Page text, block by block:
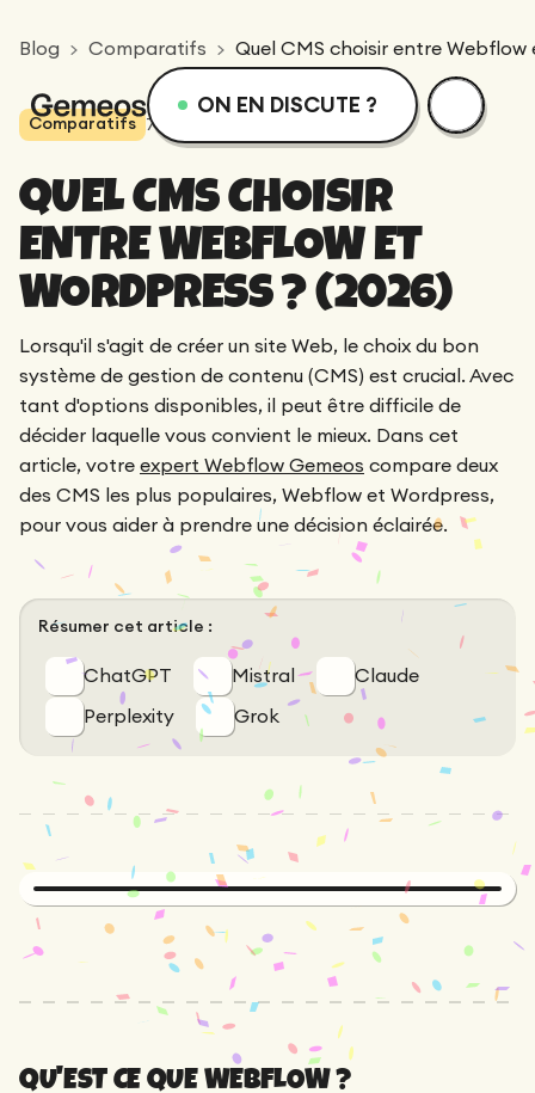
Services
Équipe dévouée
Ressources
Design
Logotype
Branding
Direction Artistique
Web Design
Product Design
Landing Page
Intégration
Migration
Maintenance
Maintenance
SEO/GEO
Accompagnement SEO/GEO
Audit technique
Audit sémantique
Audit concurrentiel
Netlinking
CRO/Growth
Tracking
A/B Tests
Reporting
Audit
Landing Page
Ressources
Academie
Qui sommes-nous ?
ON EN DISCUTE ?
Blog Comparatifs Quel CMS choisir entre Webflow
Comparatifs 7min lecture
QUEL CMS CHOISIR
ENTRE WEBFLOW ET
WORDPRESS ? (2026)
Lorsqu'il s'agit de créer un site Web, le choix du bon
système de gestion de contenu (CMS) est crucial. Avec
tant d'options disponibles, il peut être difficile de
décider laquelle vous convient le mieux. Dans cet
article, votre expert Webflow Gemeos compare deux
des CMS les plus populaires, Webflow et Wordpress,
pour vous aider à prendre une décision éclairée.
Résumer cet article :
ChatGPT Mistral Claude
Perplexity Grok
QU'EST CE QUE WEBFLOW ?